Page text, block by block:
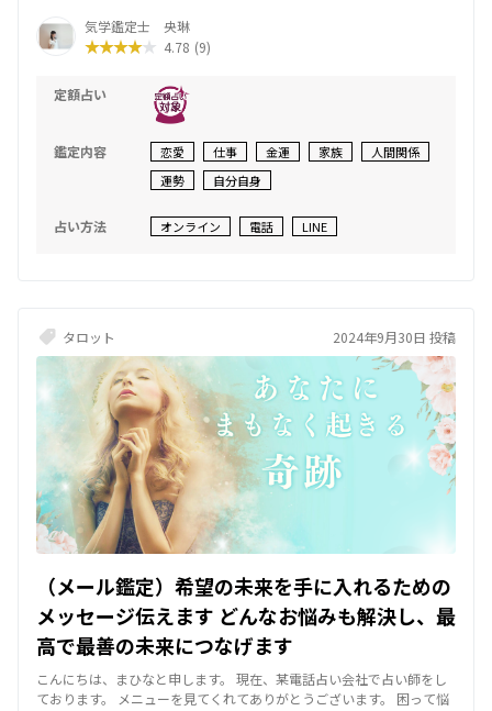
性別 ３．相談内容 LINE電話の場合でも事前にお送りいただけましたら
準備をしておきます 定額鑑定では運勢や仕事、恋愛など気になること
越しの吉方位や祐気取りについては、通常鑑定の方位取りから お申込
みください ご注意 1.生死に関わる内容は責任を持つことができません
ので申し訳ありませんがお応えできません 2.気学は、開運アドバイス
ですので日時のヒントとして活用ください
気学鑑定士 央琳
4.78 (9)
定額占い
鑑定内容 恋愛 仕事 金運 家族
人間関係
運勢
自分自身
占い方法 オンライン 電話 LINE
タロット 2024年9月30日 投稿
（メール鑑定）希望の未来を手に入れるための
メッセージ伝えます どんなお悩みも解決し、最
高で最善の未来につなげます
こんにちは、まひなと申します。 現在、某電話占い会社で占い師をし
ております。 メニューを見てくれてありがとうございます。 困って悩